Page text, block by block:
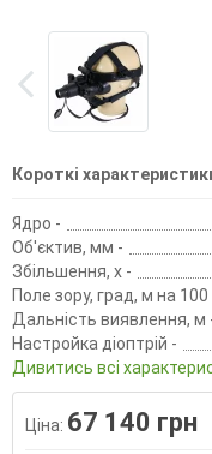
Короткі
Ядро -
Об'єктив, мм -
Збільшення, х -
Поле зору, град, м на
Дальність виявлення, м
Настройка діоптрій -
Дивитись всі
Ціна: 67 140 грн